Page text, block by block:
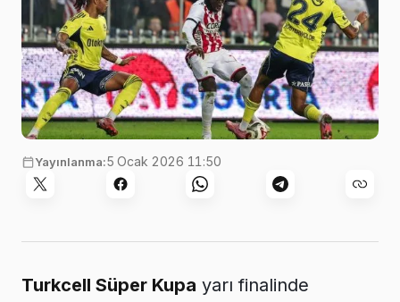
Yayınlanma:5 Ocak 2026 11:50
Turkcell Süper Kupa yarı finalinde